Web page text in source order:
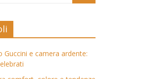
Guccini e camera ardente: